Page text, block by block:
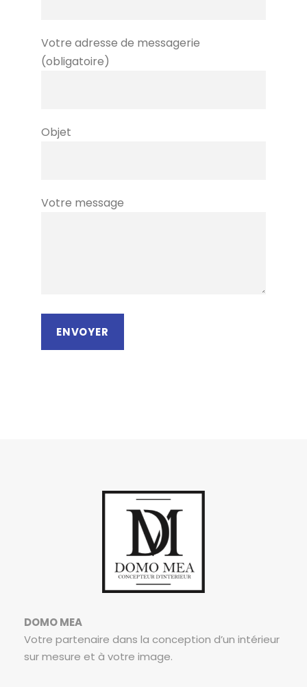
Votre adresse de messagerie
(obligatoire)
Objet
Votre message
DOMO MEA
Votre partenaire dans la conception d’un intérieur
sur mesure et à votre image.